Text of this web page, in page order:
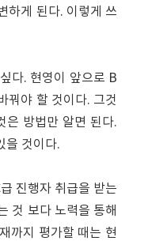
하게 된다. 이렇게 쓰
다. 현영이 앞으로 B
꿔야 할 것이다. 그것
은 방법만 알면 된다.
을 것이다.
진행자 취급을 받는
것 보다 노력을 통해
까지 평가할 때는 현